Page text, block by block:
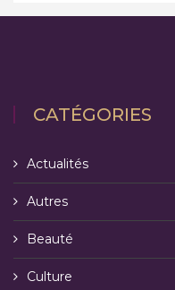
CATÉGORIES
Actualités
Autres
Beauté
Culture